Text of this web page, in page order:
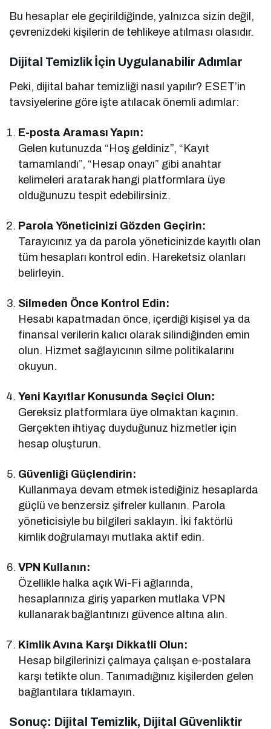
Bu hesaplar ele geçirildiğinde, yalnızca sizin değil,
çevrenizdeki kişilerin de tehlikeye atılması olasıdır.
Dijital Temizlik İçin Uygulanabilir Adımlar
Peki, dijital bahar temizliği nasıl yapılır? ESET’in
tavsiyelerine göre işte atılacak önemli adımlar:
E-posta Araması Yapın:
Gelen kutunuzda “Hoş geldiniz”, “Kayıt
tamamlandı”, “Hesap onayı” gibi anahtar
kelimeleri aratarak hangi platformlara üye
olduğunuzu tespit edebilirsiniz.
Parola Yöneticinizi Gözden Geçirin:
Tarayıcınız ya da parola yöneticinizde kayıtlı olan
tüm hesapları kontrol edin. Hareketsiz olanları
belirleyin.
Silmeden Önce Kontrol Edin:
Hesabı kapatmadan önce, içerdiği kişisel ya da
finansal verilerin kalıcı olarak silindiğinden emin
olun. Hizmet sağlayıcının silme politikalarını
okuyun.
Yeni Kayıtlar Konusunda Seçici Olun:
Gereksiz platformlara üye olmaktan kaçının.
Gerçekten ihtiyaç duyduğunuz hizmetler için
hesap oluşturun.
Güvenliği Güçlendirin:
Kullanmaya devam etmek istediğiniz hesaplarda
güçlü ve benzersiz şifreler kullanın. Parola
yöneticisiyle bu bilgileri saklayın. İki faktörlü
kimlik doğrulamayı mutlaka aktif edin.
VPN Kullanın:
Özellikle halka açık Wi-Fi ağlarında,
hesaplarınıza giriş yaparken mutlaka VPN
kullanarak bağlantınızı güvence altına alın.
Kimlik Avına Karşı Dikkatli Olun:
Hesap bilgilerinizi çalmaya çalışan e-postalara
karşı tetikte olun. Tanımadığınız kişilerden gelen
bağlantılara tıklamayın.
Sonuç: Dijital Temizlik, Dijital Güvenliktir